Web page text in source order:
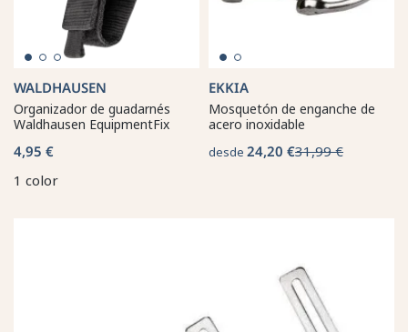
WALDHAUSEN
Organizador de guadarnés
Waldhausen EquipmentFix
4,95 €
1 color
EKKIA
Mosquetón de enganche de
acero inoxidable
desde 24,20 €31,99 €